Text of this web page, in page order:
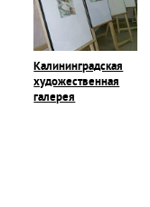
Калининградская
художественная
галерея